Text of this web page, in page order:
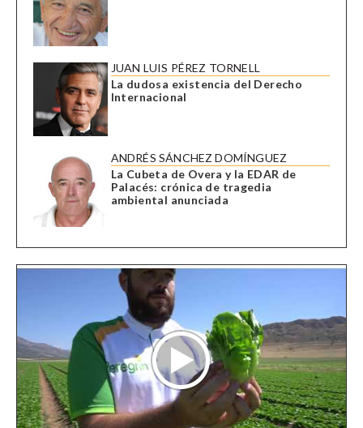
JUAN LUIS PÉREZ TORNELL
La dudosa existencia del Derecho
Internacional
ANDRÉS SÁNCHEZ DOMÍNGUEZ
La Cubeta de Overa y la EDAR de
Palacés: crónica de tragedia
ambiental anunciada